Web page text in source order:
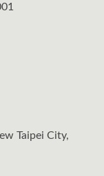
Taipei City,